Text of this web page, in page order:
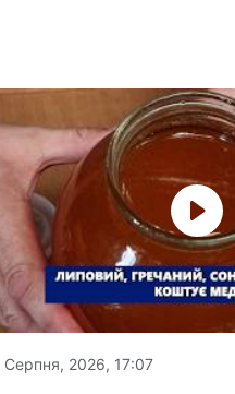
Серпня, 2026, 17:07